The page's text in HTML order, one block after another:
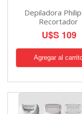
Depiladora
Recortador
U$S 109